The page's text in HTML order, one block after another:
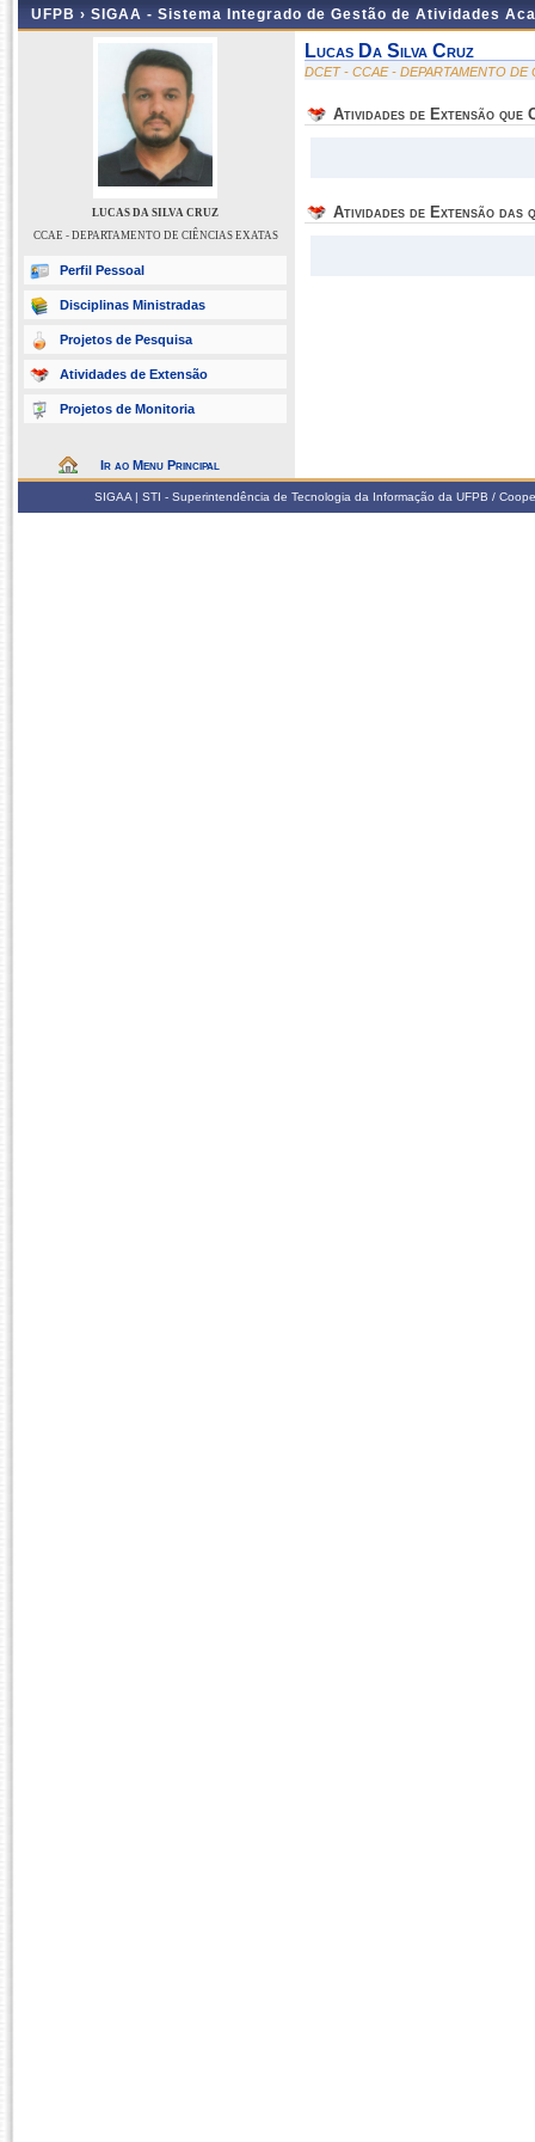
UFPB › SIGAA - Sistema Integrado de Gestão de Atividades
LUCAS DA SILVA CRUZ
CCAE - DEPARTAMENTO DE CIÊNCIAS EXATAS
Perfil Pessoal
Disciplinas Ministradas
Projetos de Pesquisa
Atividades de Extensão
Projetos de Monitoria
Ir ao Menu Principal
Lucas Da Silva Cruz
DCET - CCAE - DEPARTAMENTO DE
Atividades de Extensão que
Atividades de Extensão das
SIGAA | STI - Superintendência de Tecnologia da Informação da UFPB /